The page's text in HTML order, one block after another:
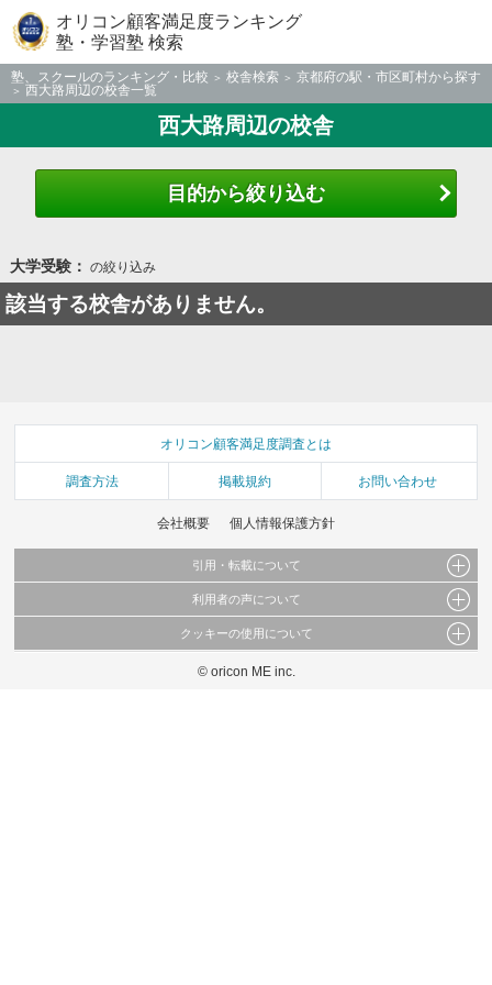
オリコン顧客満足度ランキング
塾・学習塾 検索
塾、スクールのランキング・比較 校舎検索
京都府の駅・市区町村から探す
西大路周辺の校舎一覧
西大路周辺の校舎
目的から絞り込む
大学受験： の絞り込み
該当する校舎がありません。
オリコン顧客満足度調査とは
調査方法 掲載規約 お問い合わせ
会社概要 個人情報保護方針
引用・転載について
当サイトで公開されている情報（文字、写真、イラスト、画像データ等）及びこれらの配
これらの情報を権利者の許可なく無断転載・複製などの二次利用を行うことは固く禁じて
利用者の声について
当サイトに掲載している内容はすべてサービスの利用者が提出された見解・感想です。
弊社の見解・ 意見ではないことをご理解いただいた上でご覧ください。
クッキーの使用について
このサイトでは Cookie を使用して、ユーザーに合わせたコンテンツや広告の表示、ソー
© oricon ME inc.